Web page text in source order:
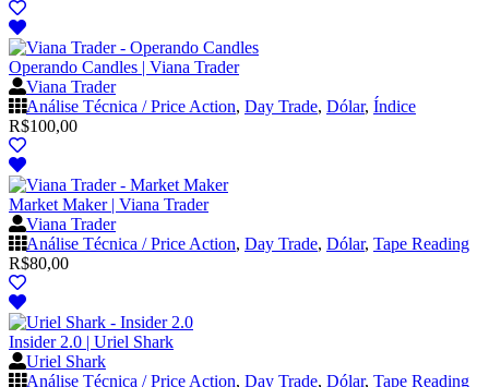
Operando Candles | Viana Trader
Viana Trader
Análise Técnica / Price Action, Day Trade, Dólar, Índice
R$100,00
Market Maker | Viana Trader
Viana Trader
Análise Técnica / Price Action, Day Trade, Dólar, Tape Reading
R$80,00
Insider 2.0 | Uriel Shark
Uriel Shark
Análise Técnica / Price Action, Day Trade, Dólar, Tape Reading